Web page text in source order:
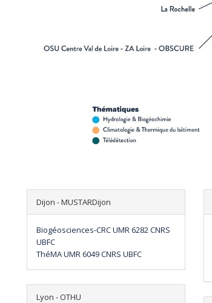
Dijon - MUSTARDijon
Biogéosciences-CRC UMR 6282 CNRS
UBFC
ThéMA UMR 6049 CNRS UBFC
Lyon - OTHU